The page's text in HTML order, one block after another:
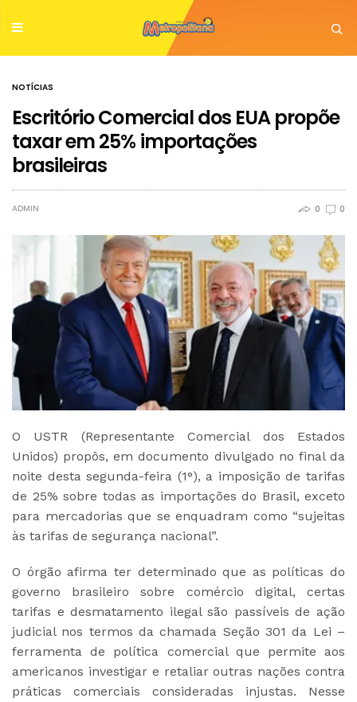
NOTÍCIAS
Escritório Comercial dos EUA propõe
taxar em 25% importações
brasileiras
ADMIN 0 0
O USTR (Representante Comercial dos Estados
Unidos) propôs, em documento divulgado no final da
noite desta segunda-feira (1°), a imposição de tarifas
de 25% sobre todas as importações do Brasil, exceto
para mercadorias que se enquadram como “sujeitas
às tarifas de segurança nacional”.
O órgão afirma ter determinado que as políticas do
governo brasileiro sobre comércio digital, certas
tarifas e desmatamento ilegal são passíveis de ação
judicial nos termos da chamada Seção 301 da Lei –
ferramenta de política comercial que permite aos
americanos investigar e retaliar outras nações contra
práticas comerciais consideradas injustas. Nesse